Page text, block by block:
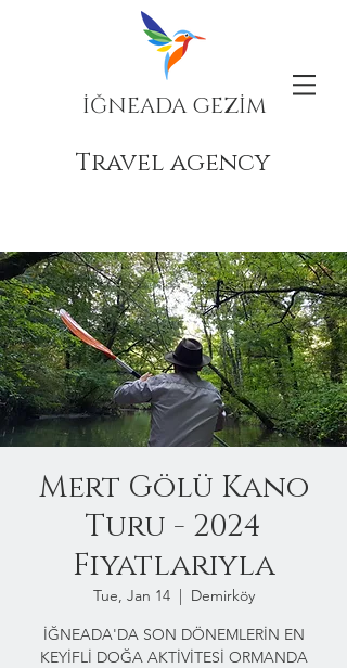
İĞNEADA GEZİM
Travel agency
Mert Gölü Kano
Turu - 2024
Fiyatlarıyla
Tue, Jan 14
  |
Demirköy
İĞNEADA'DA SON DÖNEMLERİN EN
KEYİFLİ DOĞA AKTİVİTESİ ORMANDA